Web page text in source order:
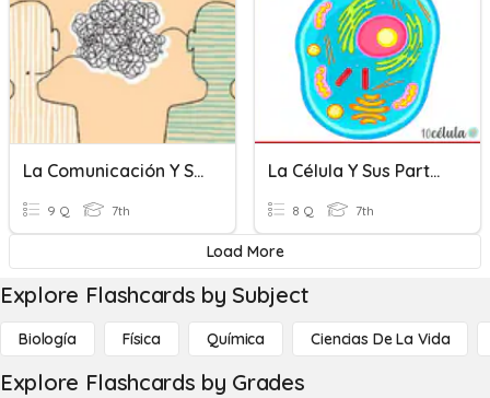
La Comunicación Y Sus Elementos
9 Q 7th
La Célula Y Sus Partes.
8 Q 7th
Load More
Explore Flashcards by Subject
Biología Física Química Ciencias De La Vida
Explore Flashcards by Grades